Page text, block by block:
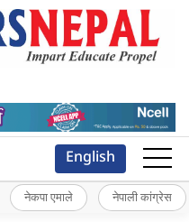
English
नेकपा एमाले नेपाली कांग्रेस